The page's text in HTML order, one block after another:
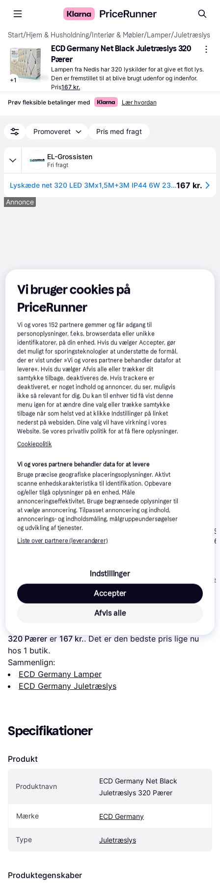
Start/Hjem & Husholdning/ Interiør & Møbler/Lamper/Juletræslys
+1
ECD Germany Net Black Juletræslys 320
Pærer
Lampen fra Nedis har 320 lyskilder for at give et flot lys.
Den er fremstillet til at blive brugt udenfor og indenfor.
Pris167 kr.
Prøv fleksible betalinger med Lær hvordan
Promoveret Pris med fragt
EL-Grossisten
Fri fragt
Lyskæde net 320 LED 3Mx1,5M+3M IP44 6W 230V grøn167 kr.
Annonce
Relaterede produkter
Se vores forslag til andre produkter, der matcher dine
interesser. Vis alle
Konstsmide 6660
Juletræslys 270 Pærer
293 kr.
Star Trading
Juletræslys
Eller 3
Læs om produktet
320 Pærer er 167 kr.. Det er den bedste pris lige nu
hos 1 butik.
Sammenlign:
ECD Germany Lamper
ECD Germany Juletræslys
Specifikationer
Produkt
Produktnavn
ECD Germany Net Black
Juletræslys 320 Pærer
Mærke ECD Germany
Type Juletræslys
Produktegenskaber
Vi bruger cookies på
PriceRunner
Vi og vores152 partnere gemmer og får adgang til
personoplysninger, f.eks. browserdata eller unikke
identifikatorer, på din enhed. Hvis du vælger Accepter, gør
det muligt for sporingsteknologier at understøtte de formål,
der er vist under »Vi og vores partnere behandler datafor at
levere«. Hvis du vælger Afvis alle eller trækker dit
samtykke tilbage, deaktiveres de. Hvis trackere er
deaktiveret, er noget indhold og annoncer, du ser, muligvis
ikke så relevant for dig. Du kan til enhver tid få vist denne
menu igen for at ændre dine valg eller trække samtykke
tilbage når som helst ved at klikke Indstillinger på linket
nederst på websiden. Dine valg vil have virkning i vores
Website. Se vores privatliv politik for at få flere oplysninger.
Cookiepolitik
Vi og vores partnere behandler data for at levere
Bruge præcise geografiske placeringsoplysninger. Aktivt
scanne enhedskarakteristika til identifikation. Opbevare
og/eller tilgå oplysninger på en enhed. Måle
annonceringseffektivitet. Bruge begrænsede oplysninger til
at vælge annoncering. Tilpasset annoncering og indhold,
annoncerings- og indholdsmåling, målgruppeundersøgelser
og udvikling af tjenester.
Liste over partnere (leverandører)
Indstillinger
Afvis alle
Accepter